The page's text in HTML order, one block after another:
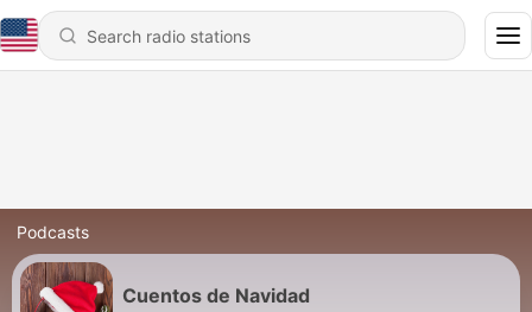
Podcasts
Cuentos de Navidad